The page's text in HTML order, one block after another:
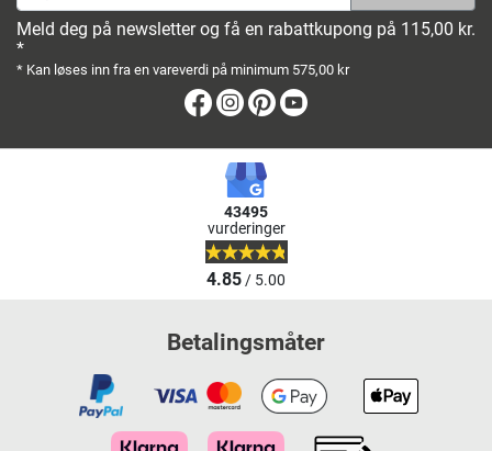
Meld deg på newsletter og få en rabattkupong på 115,00 kr.
*
* Kan løses inn fra en vareverdi på minimum 575,00 kr
Facebook
Instagram
Pinterest
43495
vurderinger
4.85/ 5.00
Betalingsmåter